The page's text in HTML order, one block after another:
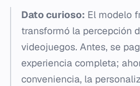
Dato curioso: El modelo
transformó la percepción
videojuegos. Antes, se
experiencia completa;
conveniencia, la